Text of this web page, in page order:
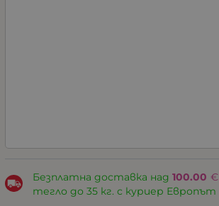
Безплатна доставка над 100.00 €
тегло до 35 кг. с куриер Европът